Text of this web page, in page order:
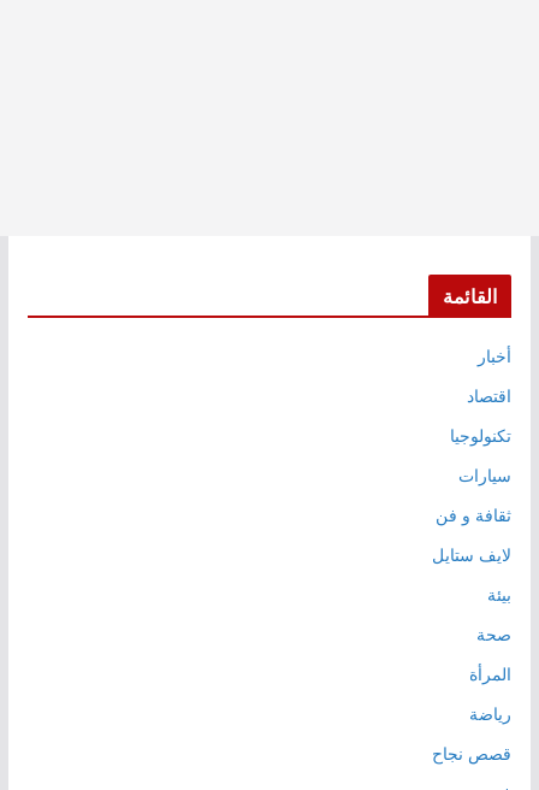
القائمة
أخبار
اقتصاد
تكنولوجيا
سيارات
ثقافة و فن
لايف ستايل
بيئة
صحة
المرأة
رياضة
قصص نجاح